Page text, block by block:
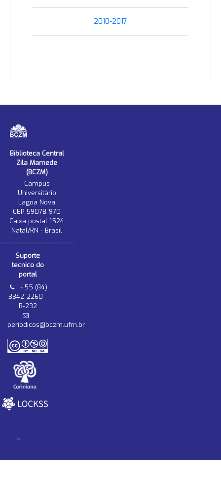
2010-2017
Biblioteca Central
Zila Mamede
(BCZM)
Campus
Universitário
Lagoa Nova
CEP 59078-970
Caixa postal 1524
Natal/RN - Brasil
Suporte
tecnico do
portal
+55 (84)
3342-2260 -
R-232
periodicos@bczm.ufrn.br